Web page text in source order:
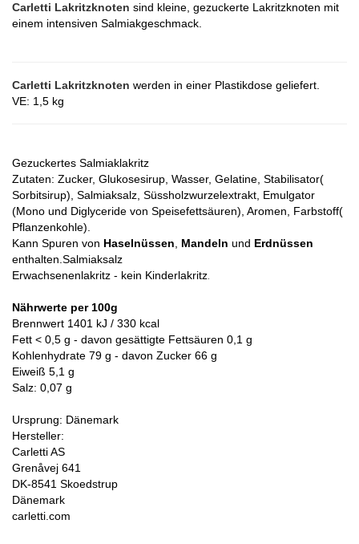
Carletti Lakritzknoten sind kleine, gezuckerte Lakritzknoten mit
einem intensiven Salmiakgeschmack.
Carletti Lakritzknoten werden in einer Plastikdose geliefert.
VE: 1,5 kg
Gezuckertes Salmiaklakritz
Zutaten: Zucker, Glukosesirup, Wasser, Gelatine, Stabilisator(
Sorbitsirup), Salmiaksalz, Süssholzwurzelextrakt, Emulgator
(Mono und Diglyceride von Speisefettsäuren), Aromen, Farbstoff(
Pflanzenkohle).
Kann Spuren von Haselnüssen Mandeln und Erdnüssen
enthalten.Salmiaksalz
Erwachsenenlakritz - kein Kinderlakritz
Nährwerte per 100g
Brennwert 1401 kJ / 330 kcal
Fett < 0,5 g - davon gesättigte Fettsäuren 0,1 g
Kohlenhydrate 79 g - davon Zucker 66 g
Eiweiß 5,1 g
Salz: 0,07 g
Ursprung: Dänemark
Hersteller:
Carletti AS
Grenåvej 641
DK-8541 Skoedstrup
Dänemark
carletti.com